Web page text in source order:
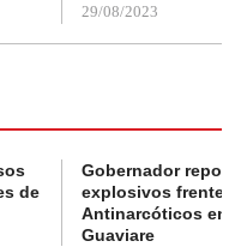
29/08/2023
de
Gobernador
explosivos frente a
Antinarcóticos en
Guaviare